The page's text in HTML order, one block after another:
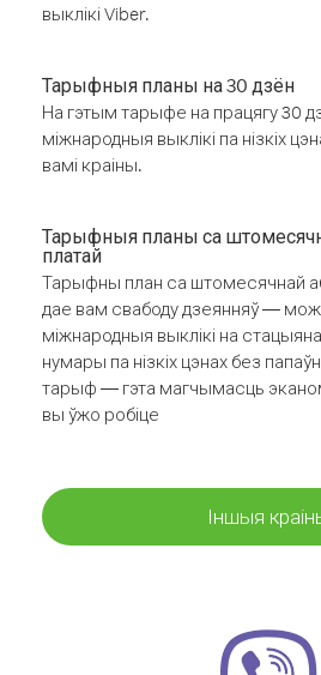
выклікі Viber.
Тарыфныя планы на 30 дзён
На гэтым тарыфе на працягу 30
міжнародныя выклікі па нізкіх
вамі краіны.
Тарыфныя планы са
платай
Тарыфны план са штомесячнай
дае вам свабоду дзеянняў —
міжнародныя выклікі на
нумары па нізкіх цэнах без
тарыф — гэта магчымасць
вы ўжо робіце
Іншыя